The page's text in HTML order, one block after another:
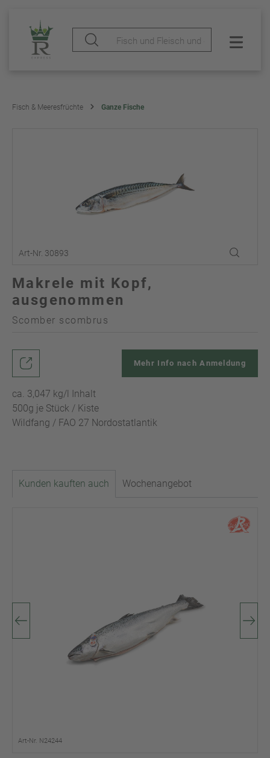
Fisch & Meeresfrüchte Ganze Fische
Art-Nr. 30893
Makrele mit Kopf,
ausgenommen
Scomber scombrus
ca. 3,047 kg/l Inhalt
500g je Stück / Kiste
Wildfang / FAO 27 Nordostatlantik
Mehr Info nach Anmeldung
Kunden kauften auch Wochenangebot
Art-Nr. N24244